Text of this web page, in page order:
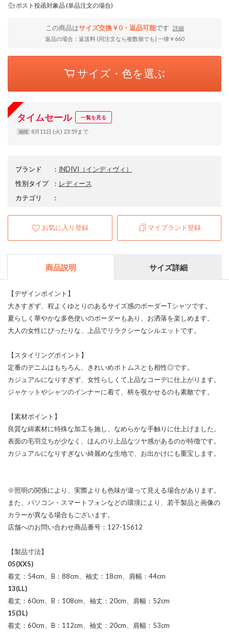
ポスト投函対象品 (単品注文の場合)
この商品はサイズ交換￥0・返品可能です
詳細
返品の場合：返送料 (同注文なら複数個でも) 一律￥660
サイズ・色を選ぶ
タイムセール 一覧を見る
期間 8月11日 (火) 23:59まで
ブランド ： INDIVI （インディヴィ）
性別タイプ
： レディース
カテゴリ
：
お気に入り登録 マイブランド登録
商品説明 サイズ詳細
【デザインポイント】
大きすぎず、程よくゆとりのあるサイズ感のボーダーTシャツです。
夏らしく華やかな多色使いのボーダーもあり、お洒落を楽しめます。
大人の女性にぴったりな、上品でリラクシーなシルエットです。
【スタイリングポイント】
定番のデニムはもちろん、きれいめボトムスとも相性◎です。
カジュアルになりすぎず、女性らしくて上品なコーデに仕上がります。
ジャケットやシャツのインナーに着て、柄を覗かせるのも素敵です。
【素材ポイント】
良質な綿素材に特殊な加工を施し、なめらかな手触りに仕上げました。
表面の毛羽立ちが少なく、ほんのり上品なツヤ感があるのが特徴です。
カジュアルになりすぎない綺麗めな生地で、お出かけにも重宝します。
※照明の関係により、実際よりも色味が違って見える場合があります。
また、パソコン・スマートフォンなどの環境により、若干製品と画像の
カラーが異なる場合もございます。
店舗へのお問い合わせ商品番号：127-15612
【製品寸法】
05(XXS)
着丈：54cm、B：88cm、袖丈：18cm、肩幅：44cm
13(LL)
着丈：60cm、B：108cm、袖丈：20cm、肩幅：52cm
15(3L)
着丈：60cm、B：112cm、袖丈：20cm、肩幅：53cm